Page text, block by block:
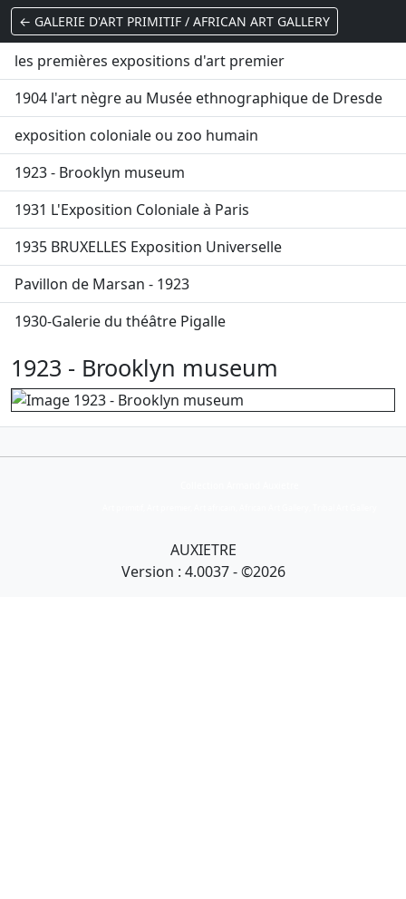
← GALERIE D'ART PRIMITIF / AFRICAN ART GALLERY
les premières expositions d'art premier
1904 l'art nègre au Musée ethnographique de Dresde
exposition coloniale ou zoo humain
1923 - Brooklyn museum
1931 L'Exposition Coloniale à Paris
1935 BRUXELLES Exposition Universelle
Pavillon de Marsan - 1923
1930-Galerie du théâtre Pigalle
1923 - Brooklyn museum
AUXIETRE
Version : 4.0037 - ©2026